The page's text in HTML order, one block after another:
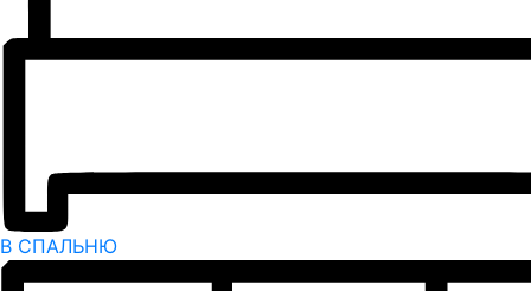
В СПАЛЬНЮ